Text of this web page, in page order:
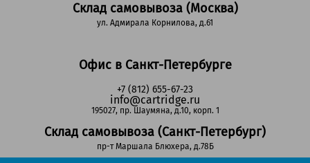
Склад самовывоза (Москва)
ул. Адмирала Корнилова, д.61
Офис в Санкт-Петербурге
+7 (812) 655-67-23
info@cartridge.ru
195027, пр. Шаумяна, д.10, корп. 1
Склад самовывоза (Санкт-Петербург)
пр-т Маршала Блюхера, д.78Б